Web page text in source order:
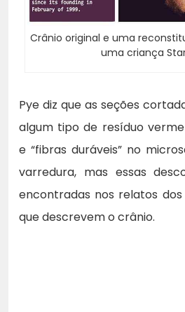
Crânio original e uma
uma criança
Pye diz que as seções
algum tipo de resíduo
e “fibras duráveis” no
varredura, mas essas
encontradas nos relatos
que descrevem o crânio.